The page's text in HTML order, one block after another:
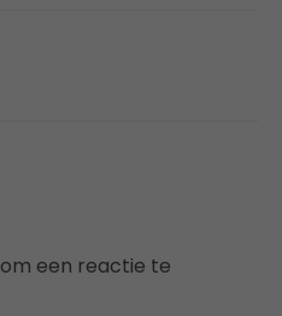
om een reactie te